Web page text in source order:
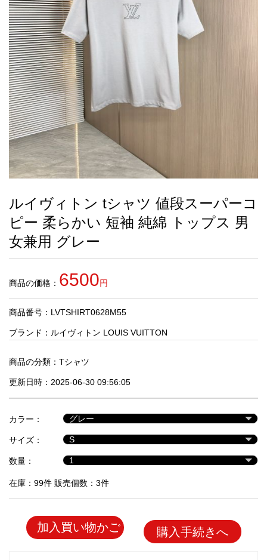
録
ー
管
理
ら
せ
2026人気特集
バッグ
財布
時計
服
ズボン
衣装セット
靴
住まい用品
アクセサリー
ベルト
スカーフ
アイフォーンケ
ース
小物
最
新
品
お
す
す
め
商
人
気
商
セ
ル
品
ルイヴィトン tシャツ 値段スーパーコ
ピー 柔らかい 短袖 純綿 トップス 男
女兼用 グレー
商品の価格： 6500円
商品番号：LVTSHIRT0628M55
ブランド： ルイヴィトン LOUIS VUITTON
商品の分類： Tシャツ
更新日時：2025-06-30 09:56:05
カラー：
サイズ：
数量：
在庫：99件 販売個数：3件
加入買い物かご 購入手続きへ